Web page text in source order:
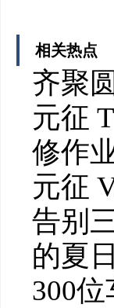
相关热点
齐聚
元征
修作
元征
告别
的夏
300